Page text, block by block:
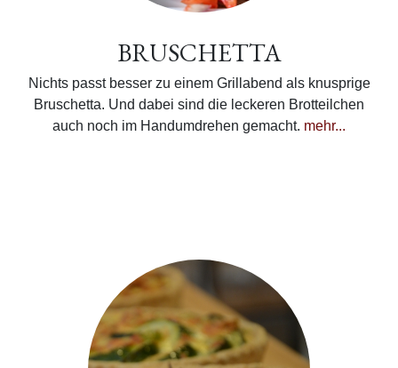
BRUSCHETTA
Nichts passt besser zu einem Grillabend als knusprige
Bruschetta. Und dabei sind die leckeren Brotteilchen
auch noch im Handumdrehen gemacht. mehr...